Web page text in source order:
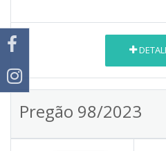
Pregão 98/2023